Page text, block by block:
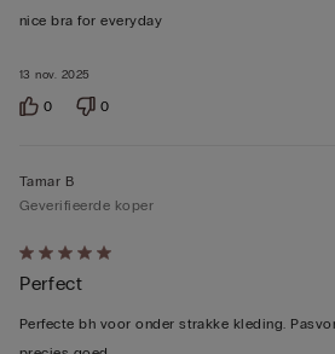
5
13 nov. 2025
nice bra for everyday
0 0
5
op
5
beoordeeld
Tamar B
Geverifieerde koper
Perfect
Perfecte bh voor onder strakke kleding.